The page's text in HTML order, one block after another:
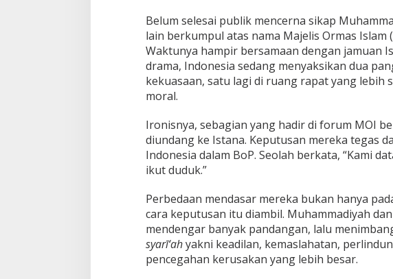
Belum selesai publik mencerna sikap
lain berkumpul atas nama Majelis Ormas Islam
Waktunya hampir bersamaan dengan jamuan
drama, Indonesia sedang menyaksikan dua
kekuasaan, satu lagi di ruang rapat yang lebih
moral.
Ironisnya, sebagian yang hadir di forum MOI
diundang ke Istana. Keputusan mereka tegas
Indonesia dalam BoP. Seolah berkata, “Kami
ikut duduk.”
Perbedaan mendasar mereka bukan hanya
cara keputusan itu diambil. Muhammadiyah
mendengar banyak pandangan, lalu
syarī‘ahyakni keadilan, kemaslahatan,
pencegahan kerusakan yang lebih besar.